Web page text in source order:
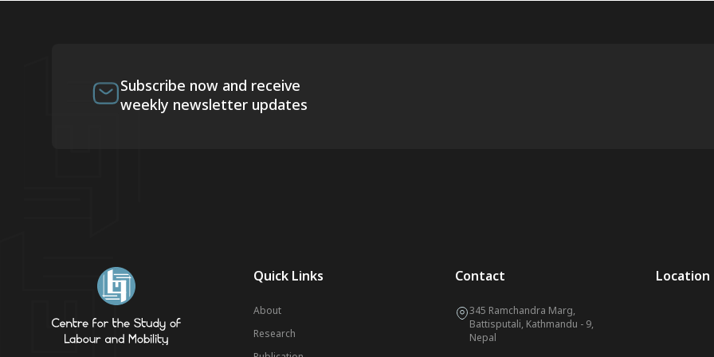
Subscribe now and receive
weekly newsletter updates
Quick Links
About
Research
Contact
345 Ramchandra Marg,
Battisputali, Kathmandu - 9,
Nepal
Location